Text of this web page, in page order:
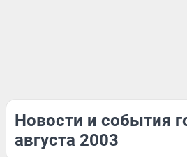
Новости и события
августа 2003